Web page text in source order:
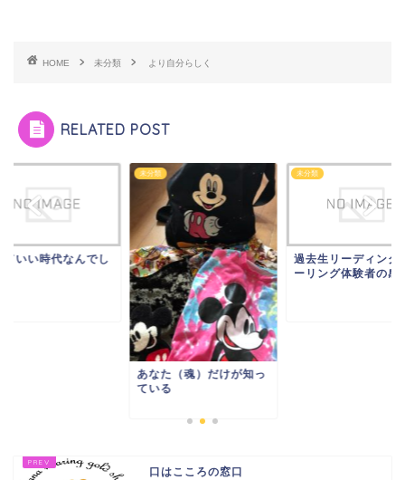
HOME 未分類 より自分らしく
RELATED POST
ていい時代なんでし
未分類
あなた（魂）だけが知っ
ている
未分類
過去生リーディング
ーリング体験者の感
口はこころの窓口